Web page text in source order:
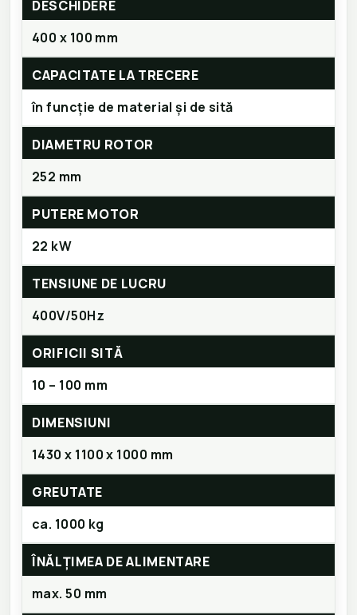
DESCHIDERE
400 x 100 mm
CAPACITATE LA TRECERE
în funcție de material și de sită
DIAMETRU ROTOR
252 mm
PUTERE MOTOR
22 kW
TENSIUNE DE LUCRU
400V/50Hz
ORIFICII SITĂ
10 – 100 mm
DIMENSIUNI
1430 x 1100 x 1000 mm
GREUTATE
ca. 1000 kg
ÎNĂLȚIMEA DE ALIMENTARE
max. 50 mm